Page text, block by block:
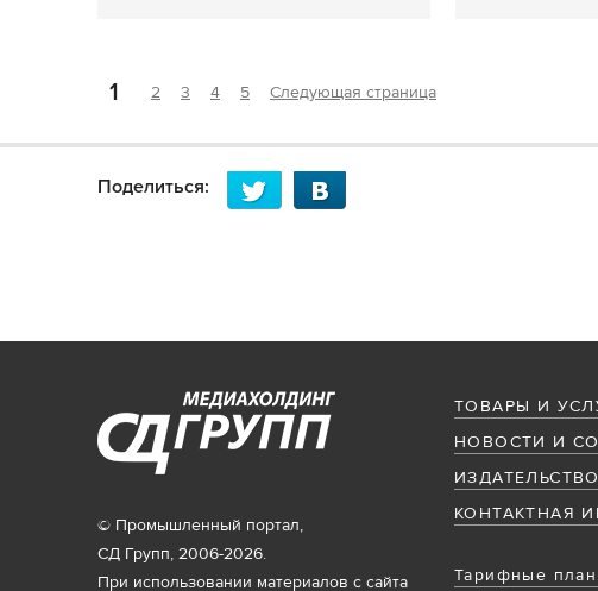
1 2 3 4 5 Следующая страница
Поделиться:
ТОВАРЫ И
НОВОСТИ И
ИЗДАТЕЛЬСТВО
КОНТАКТНАЯ
Тарифные
© Промышленный портал,
СД Групп, 2006-2026.
При использовании материалов с сайта